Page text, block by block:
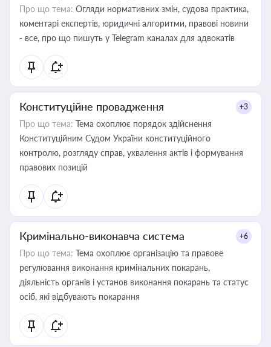
Про що тема: Огляди нормативних змін, судова практика,
коментарі експертів, юридичні алгоритми, правові новини
- все, про що пишуть у Telegram каналах для адвокатів
Конституційне провадження +3
Про що тема: Тема охоплює порядок здійснення
Конституційним Судом України конституційного
контролю, розгляду справ, ухвалення актів і формування
правових позицій
Кримінально-виконавча система +6
Про що тема: Тема охоплює організацію та правове
регулювання виконання кримінальних покарань,
діяльність органів і установ виконання покарань та статус
осіб, які відбувають покарання